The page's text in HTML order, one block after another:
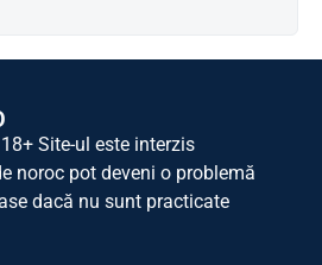
Site-ul este interzis
noroc pot deveni o problemă
dacă nu sunt practicate